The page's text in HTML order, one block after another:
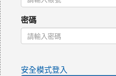
密碼
安全模式登入